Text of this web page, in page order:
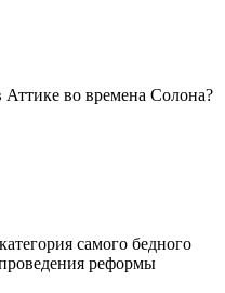
во времена Солона?
самого бедного
реформы